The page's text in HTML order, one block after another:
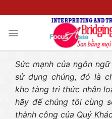
Sức mạnh của ngôn
sử dụng chúng, đó là
kho tàng tri thức nhân
hãy để chúng tôi cùng
thành công của Quý